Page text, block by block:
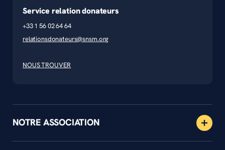
Service relation donateurs
+33 1 56 02 64 64
relationsdonateurs@snsm.org
NOUS TROUVER
NOTRE ASSOCIATION